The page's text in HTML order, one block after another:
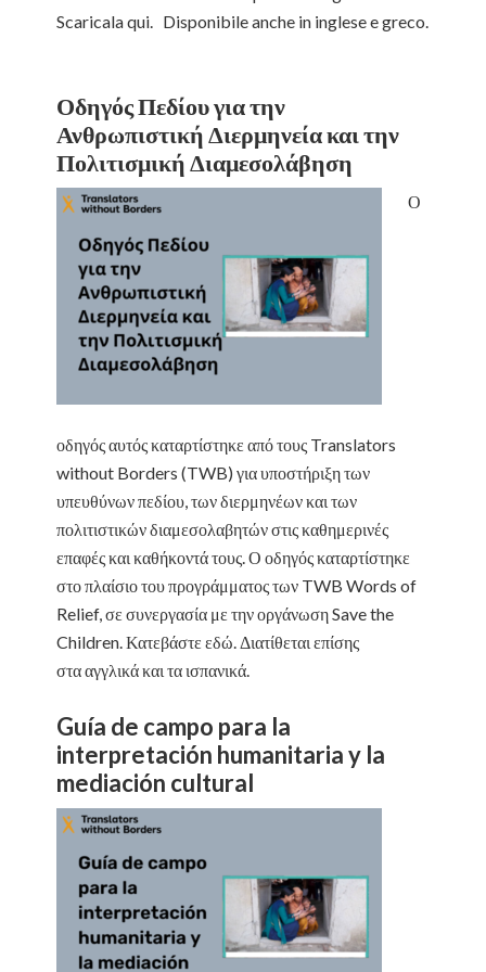
Scaricala qui. Disponibile anche in inglese e greco.
Οδηγός Πεδίου για την
Ανθρωπιστική Διερμηνεία και την
Πολιτισμική Διαμεσολάβηση
Ο
οδηγός αυτός καταρτίστηκε από τους Translators
without Borders (TWB) για υποστήριξη των
υπευθύνων πεδίου, των διερμηνέων και των
πολιτιστικών διαμεσολαβητών στις καθημερινές
επαφές και καθήκοντά τους. Ο οδηγός καταρτίστηκε
στο πλαίσιο του προγράμματος των TWB Words of
Relief, σε συνεργασία με την οργάνωση Save the
Children. Κατεβάστε εδώ. Διατίθεται επίσης
στα αγγλικά και τα ισπανικά.
Guía de campo para la
interpretación humanitaria y la
mediación cultural